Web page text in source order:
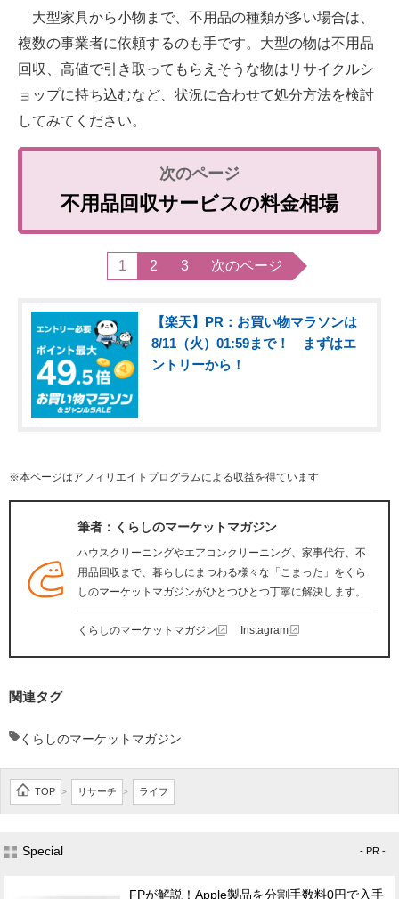
大型家具から小物まで、不用品の種類が多い場合は、
複数の事業者に依頼するのも手です。大型の物は不用品
回収、高値で引き取ってもらえそうな物はリサイクルシ
ョップに持ち込むなど、状況に合わせて処分方法を検討
してみてください。
不用品回収サービスの料金相場
1 2 3 次のページ
【楽天】PR：お買い物マラソンは
8/11（火）01:59まで！ まずはエ
ントリーから！
※本ページはアフィリエイトプログラムによる収益を得ています
筆者：くらしのマーケットマガジン
ハウスクリーニングやエアコンクリーニング、家事代行、不
用品回収まで、暮らしにまつわる様々な「こまった」をくら
しのマーケットマガジンがひとつひとつ丁寧に解決します。
くらしのマーケットマガジン Instagram
関連タグ
くらしのマーケットマガジン
TOP > リサーチ > ライフ
Special - PR -
FPが解説！Apple製品を分割手数料0円で入手